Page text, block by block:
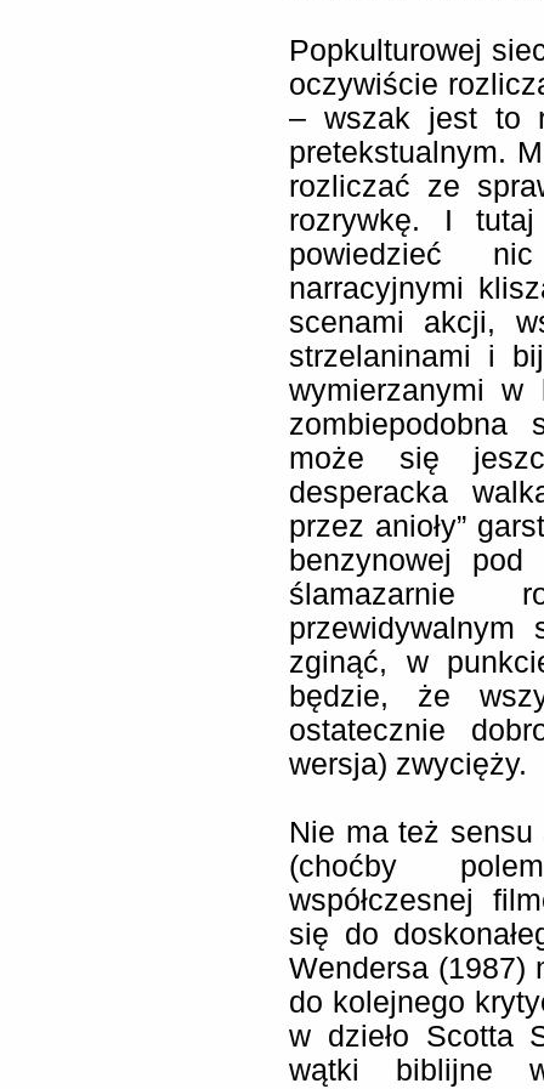
Popkulturowej
oczywiście
– wszak jest to
pretekstualnym.
rozliczać ze
rozrywkę. I
powiedzieć
narracyjnymi
scenami akcji,
strzelaninami i
wymierzanymi
zombiepodobna
może się
desperacka
przez anioły”
benzynowej pod
przewidywalnym
zginąć, w
będzie, że
ostatecznie
wersja) zwycięży.
Nie ma też sensu
(choćby
współczesnej
się do
Wendersa (1987)
do kolejnego
w dzieło Scotta
wątki biblijne